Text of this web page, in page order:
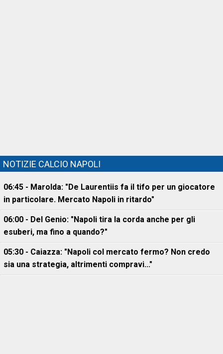
NOTIZIE CALCIO NAPOLI
06:45 - Marolda: "De Laurentiis fa il tifo per un giocatore
in particolare. Mercato Napoli in ritardo"
06:00 - Del Genio: "Napoli tira la corda anche per gli
esuberi, ma fino a quando?"
05:30 - Caiazza: "Napoli col mercato fermo? Non credo
sia una strategia, altrimenti compravi..."